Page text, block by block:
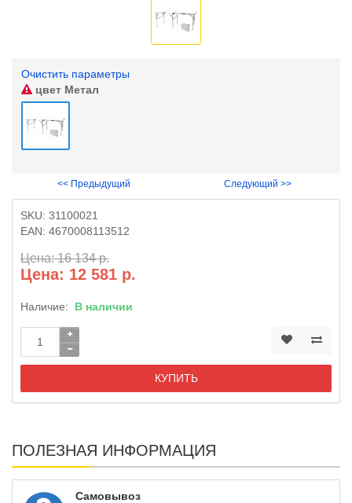
Очистить параметры
цвет Метал
<< Предыдущий Следующий >>
SKU: 31100021
EAN: 4670008113512
Цена: 16 134 р.
Цена: 12 581 р.
Наличие: В наличии
КУПИТЬ
ПОЛЕЗНАЯ ИНФОРМАЦИЯ
Самовывоз